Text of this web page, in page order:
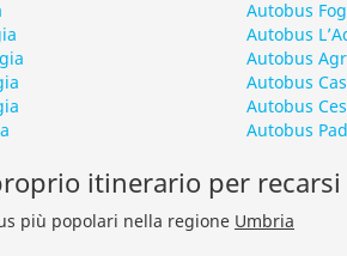
Autobus
Autobus
Autobus
Autobus
Autobus
Autobus
itinerario per
più popolari nella regione Umbria